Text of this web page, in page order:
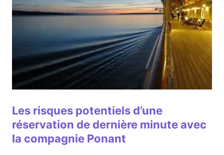
Les risques potentiels d’une
réservation de dernière minute avec
la compagnie Ponant